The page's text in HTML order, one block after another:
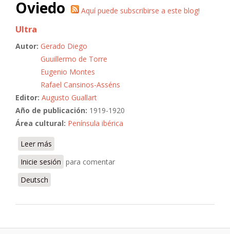
Oviedo Aquí puede subscribirse a este blog!
Ultra
Autor: Gerado Diego
Guuillermo de Torre
Eugenio Montes
Rafael Cansinos-Asséns
Editor: Augusto Guallart
Año de publicación: 1919-1920
Área cultural: Península ibérica
Leer más
Inicie sesión para comentar
Deutsch